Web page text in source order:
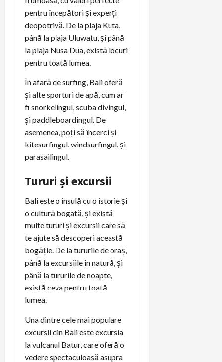
pentru începători și experți
deopotrivă. De la plaja Kuta,
până la plaja Uluwatu, și până
la plaja Nusa Dua, există locuri
pentru toată lumea.
În afară de surfing, Bali oferă
și alte sporturi de apă, cum ar
fi snorkelingul, scuba divingul,
și paddleboardingul. De
asemenea, poți să încerci și
kitesurfingul, windsurfingul, și
parasailingul.
Tururi și excursii
Bali este o insulă cu o istorie și
o cultură bogată, și există
multe tururi și excursii care să
te ajute să descoperi această
bogăție. De la tururile de oraș,
până la excursiile în natură, și
până la tururile de noapte,
există ceva pentru toată
lumea.
Una dintre cele mai populare
excursii din Bali este excursia
la vulcanul Batur, care oferă o
vedere spectaculoasă asupra